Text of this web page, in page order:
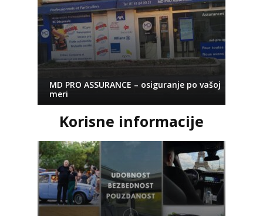
MD PRO ASSURANCE – osiguranje po vašoj
meri
Korisne informacije